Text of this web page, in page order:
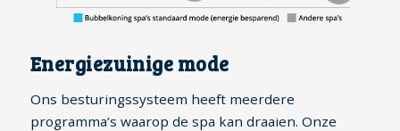
Energiezuinige mode
Ons besturingssysteem heeft meerdere
programma’s waarop de spa kan draaien. Onze